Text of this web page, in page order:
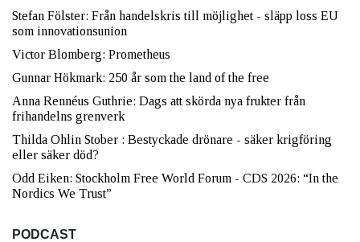
Stefan Fölster: Från handelskris till möjlighet - släpp loss EU
som innovationsunion
Victor Blomberg: Prometheus
Gunnar Hökmark: 250 år som the land of the free
Anna Rennéus Guthrie: Dags att skörda nya frukter från
frihandelns grenverk
Thilda Ohlin Stober : Bestyckade drönare - säker krigföring
eller säker död?
Odd Eiken: Stockholm Free World Forum - CDS 2026: “In the
Nordics We Trust”
PODCAST